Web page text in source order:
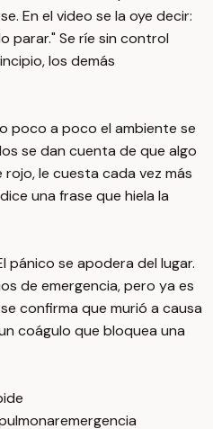
En el video se la oye decir:
parar." Se ríe sin control
los demás
poco a poco el ambiente se
se dan cuenta de que algo
le cuesta cada vez más
una frase que hiela la
pánico se apodera del lugar.
de emergencia, pero ya es
confirma que murió a causa
coágulo que bloquea una
emergencia